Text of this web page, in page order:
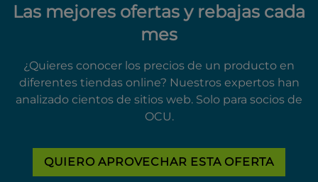
Las mejores ofertas y rebajas cada
mes
¿Quieres conocer los precios de un producto en
diferentes tiendas online? Nuestros expertos han
analizado cientos de sitios web. Solo para socios de
OCU.
QUIERO APROVECHAR ESTA OFERTA